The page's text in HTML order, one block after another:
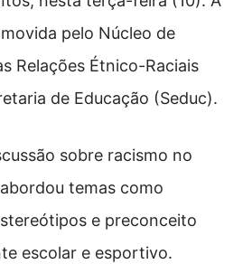
pelo Núcleo de
Relações Étnico-Raciais
de Educação (Seduc).
sobre racismo no
temas como
e preconceito
escolar e esportivo.